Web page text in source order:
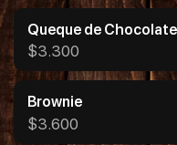
Queque de Chocolate
$3.300
Brownie
$3.600